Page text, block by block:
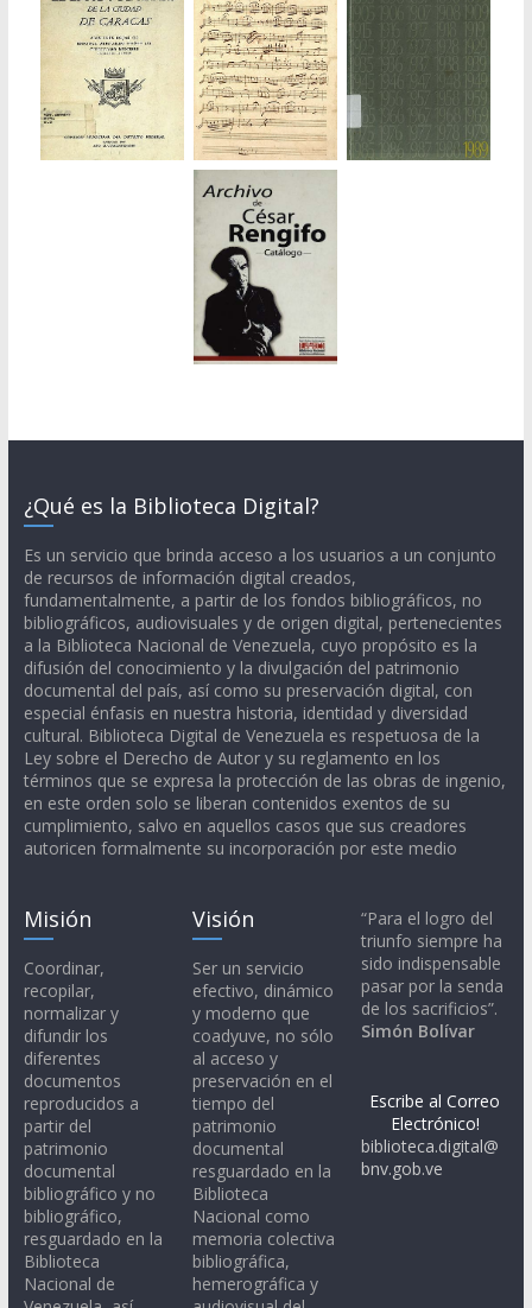
¿Qué es la Biblioteca Digital?
Es un servicio que brinda acceso a los usuarios a un conjunto
de recursos de información digital creados,
fundamentalmente, a partir de los fondos bibliográficos, no
bibliográficos, audiovisuales y de origen digital, pertenecientes
a la Biblioteca Nacional de Venezuela, cuyo propósito es la
difusión del conocimiento y la divulgación del patrimonio
documental del país, así como su preservación digital, con
especial énfasis en nuestra historia, identidad y diversidad
cultural. Biblioteca Digital de Venezuela es respetuosa de la
Ley sobre el Derecho de Autor y su reglamento en los
términos que se expresa la protección de las obras de ingenio,
en este orden solo se liberan contenidos exentos de su
cumplimiento, salvo en aquellos casos que sus creadores
autoricen formalmente su incorporación por este medio
Misión
Coordinar,
recopilar,
normalizar y
difundir los
diferentes
documentos
reproducidos a
partir del
patrimonio
documental
bibliográfico y no
bibliográfico,
resguardado en la
Biblioteca
Nacional de
Visión
Ser un servicio
efectivo, dinámico
y moderno que
coadyuve, no sólo
al acceso y
preservación en el
tiempo del
patrimonio
documental
resguardado en la
Biblioteca
Nacional como
memoria colectiva
bibliográfica,
hemerográfica y
“Para el logro del
triunfo siempre ha
sido indispensable
pasar por la senda
de los sacrificios”.
Simón Bolívar
Escribe al Correo
Electrónico!
biblioteca.digital@
bnv.gob.ve